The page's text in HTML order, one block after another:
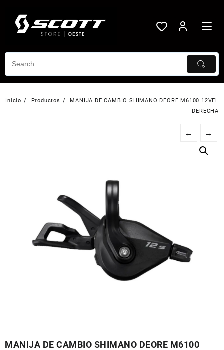
contenido
Inicio Productos
MANIJA DE CAMBIO SHIMANO DEORE M6100 12VEL
DERECHA
← →
MANIJA DE CAMBIO SHIMANO DEORE M6100